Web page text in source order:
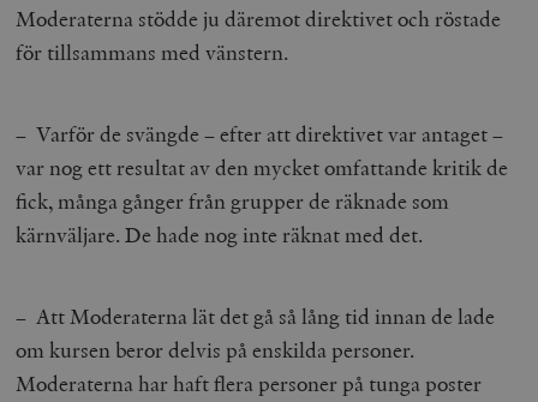
Moderaterna stödde ju däremot direktivet och röstade
för tillsammans med vänstern.
– Varför de svängde – efter att direktivet var antaget –
var nog ett resultat av den mycket omfattande kritik de
fick, många gånger från grupper de räknade som
kärnväljare. De hade nog inte räknat med det.
– Att Moderaterna lät det gå så lång tid innan de lade
om kursen beror delvis på enskilda personer.
Moderaterna har haft flera personer på tunga poster